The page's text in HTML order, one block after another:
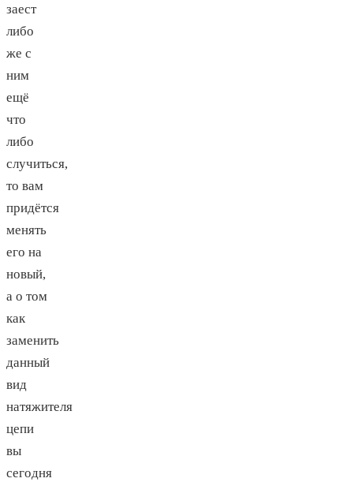
заест
либо
же с
ним
ещё
что
либо
случиться,
то вам
придётся
менять
его на
новый,
а о том
как
заменить
данный
вид
натяжителя
цепи
вы
сегодня